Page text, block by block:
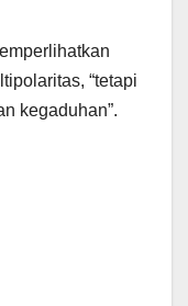
“tetapi
kegaduhan”.